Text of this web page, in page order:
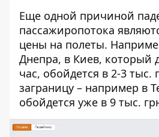
Еще одной причиной
пассажиропотока
цены на полеты.
Днепра, в Киев, который
час, обойдется в 2-3 тыс.
заграницу – например в
обойдется уже в 9 тыс.